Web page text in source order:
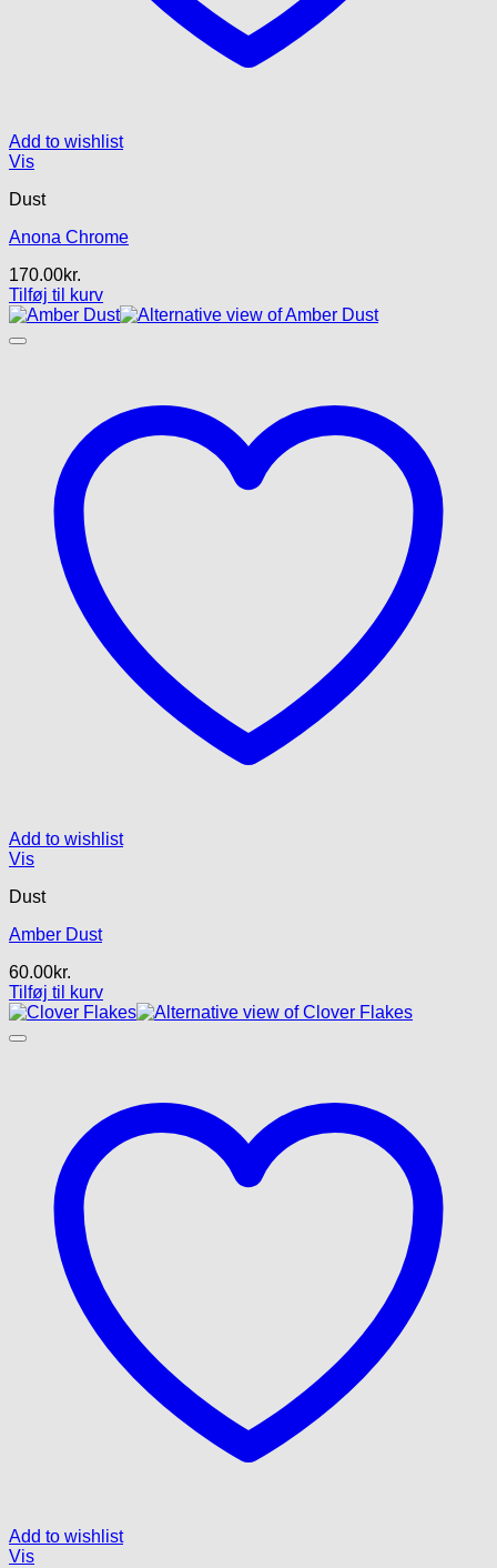
Add to wishlist
Vis
Dust
Anona Chrome
170.00kr.
Tilføj til kurv
Add to wishlist
Vis
Dust
Amber Dust
60.00kr.
Tilføj til kurv
Add to wishlist
Vis